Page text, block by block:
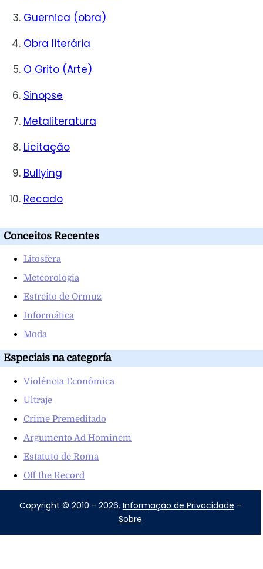
Guernica (obra)
Obra literária
O Grito (Arte)
Sinopse
Metaliteratura
Licitação
Bullying
Recado
Conceitos Recentes
Litosfera
Meteorologia
Estreito de Ormuz
Informática
Moda
Especiais na categoría
Violência Econômica
Ultraje
Crime Premeditado
Argumento Ad Hominem
Estatuto de Roma
Off the Record
Copyright © 2010 - 2026. Informação de Privacidade -
Sobre